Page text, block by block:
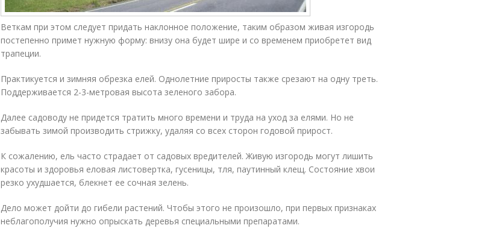
Веткам при этом следует придать наклонное положение, таким образом живая изгородь
постепенно примет нужную форму: внизу она будет шире и со временем приобретет вид
трапеции.
Практикуется и зимняя обрезка елей. Однолетние приросты также срезают на одну треть.
Поддерживается 2-3-метровая высота зеленого забора.
Далее садоводу не придется тратить много времени и труда на уход за елями. Но не
забывать зимой производить стрижку, удаляя со всех сторон годовой прирост.
К сожалению, ель часто страдает от садовых вредителей. Живую изгородь могут лишить
красоты и здоровья еловая листовертка, гусеницы, тля, паутинный клещ. Состояние хвои
резко ухудшается, блекнет ее сочная зелень.
Дело может дойти до гибели растений. Чтобы этого не произошло, при первых признаках
неблагополучия нужно опрыскать деревья специальными препаратами.